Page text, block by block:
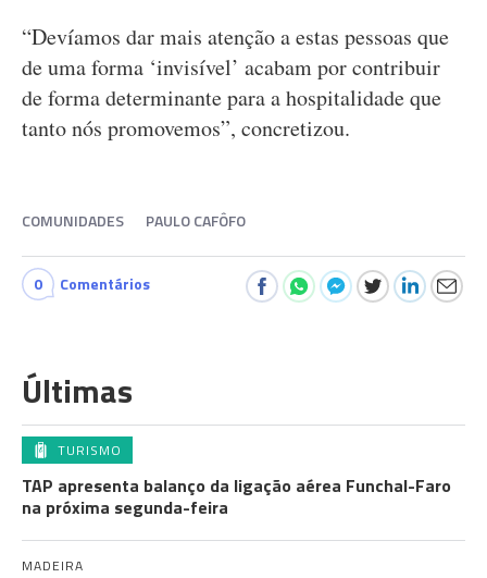
“Devíamos dar mais atenção a estas pessoas que
de uma forma ‘invisível’ acabam por contribuir
de forma determinante para a hospitalidade que
tanto nós promovemos”, concretizou.
COMUNIDADES PAULO CAFÔFO
0 Comentários
Últimas
TURISMO
TAP apresenta balanço da ligação aérea Funchal-Faro
na próxima segunda-feira
MADEIRA